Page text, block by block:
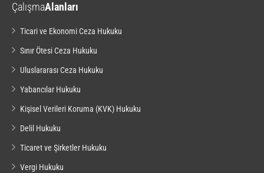
ÇalışmaAlanları
Ticari ve Ekonomi Ceza Hukuku
Sınır Ötesi Ceza Hukuku
Uluslararası Ceza Hukuku
Yabancılar Hukuku
Kişisel Verileri Koruma (KVK) Hukuku
Delil Hukuku
Ticaret ve Şirketler Hukuku
Vergi Hukuku